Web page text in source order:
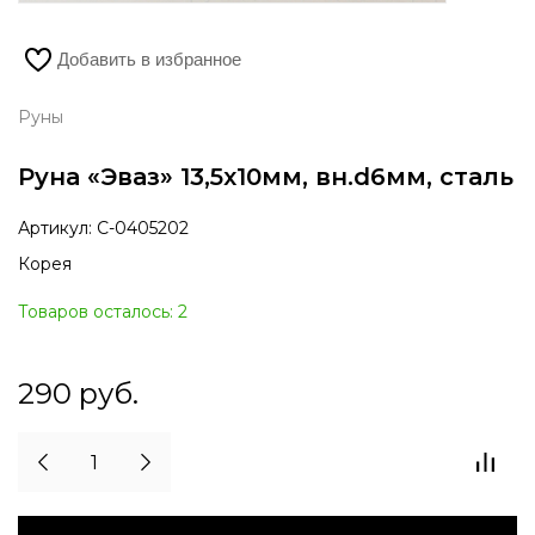
Добавить в избранное
Руны
Руна «Эваз» 13,5х10мм, вн.d6мм, сталь
Артикул: С-0405202
Корея
Товаров осталось: 2
290 руб.